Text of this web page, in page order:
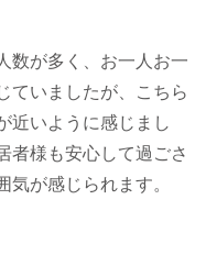
数が多く、お一人お一
ていましたが、こちら
近いように感じまし
者様も安心して過ごさ
気が感じられます。